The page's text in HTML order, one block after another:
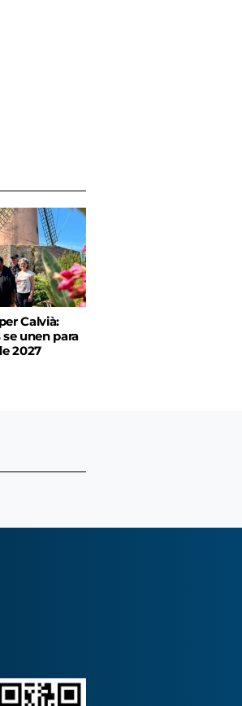
Calvià:
unen para
2027